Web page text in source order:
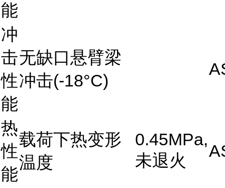
能
冲
击
性
能
无缺口悬臂梁
冲击(-18°C)
热
性
能
载荷下热变形
温度
0.45MPa,
未退火